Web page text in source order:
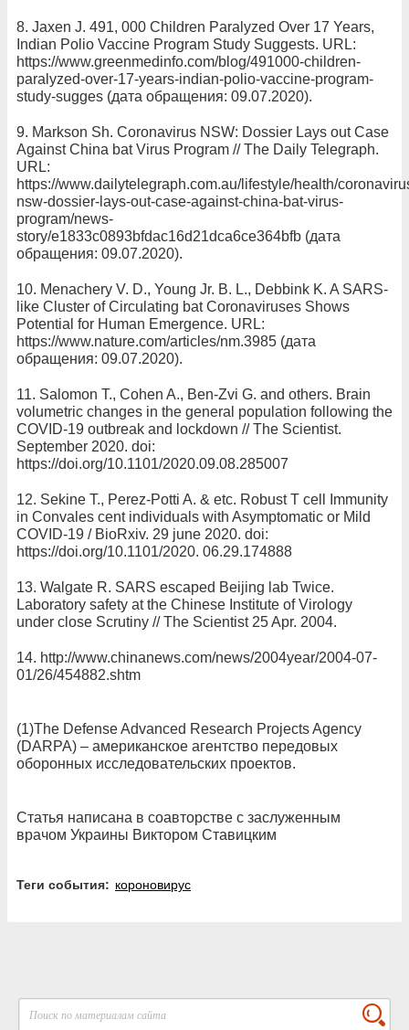
8. Jaxen J. 491, 000 Children Paralyzed Over 17 Years,
Indian Polio Vaccine Program Study Suggests. URL:
https://www.greenmedinfo.com/blog/491000-children-
paralyzed-over-17-years-indian-polio-vaccine-program-
study-sugges (дата обращения: 09.07.2020).
9. Markson Sh. Coronavirus NSW: Dossier Lays out Case
Against China bat Virus Program // The Daily Telegraph.
URL:
https://www.dailytelegraph.com.au/lifestyle/health/
nsw-dossier-lays-out-case-against-china-bat-virus-
program/news-
story/e1833c0893bfdac16d21dca6ce364bfb (дата
обращения: 09.07.2020).
10. Menachery V. D., Young Jr. B. L., Debbink K. A SARS-
like Cluster of Circulating bat Coronaviruses Shows
Potential for Human Emergence. URL:
https://www.nature.com/articles/nm.3985 (дата
обращения: 09.07.2020).
11. Salomon T., Cohen A., Ben-Zvi G. and others. Brain
volumetric changes in the general population following the
COVID-19 outbreak and lockdown // The Scientist.
September 2020. doi:
https://doi.org/10.1101/2020.09.08.285007
12. Sekine T., Perez-Potti A. & etc. Robust T cell Immunity
in Convales cent individuals with Asymptomatic or Mild
COVID-19 / BioRxiv. 29 june 2020. doi:
https://doi.org/10.1101/2020. 06.29.174888
13. Walgate R. SARS escaped Beijing lab Twice.
Laboratory safety at the Chinese Institute of Virology
under close Scrutiny // The Scientist 25 Apr. 2004.
14. http://www.chinanews.com/news/2004year/2004-07-
01/26/454882.shtm
(1)The Defense Advanced Research Projects Agency
(DARPA) – американское агентство передовых
оборонных исследовательских проектов.
Статья написана в соавторстве с заслуженным
врачом Украины Виктором Ставицким
Теги события: короновирус